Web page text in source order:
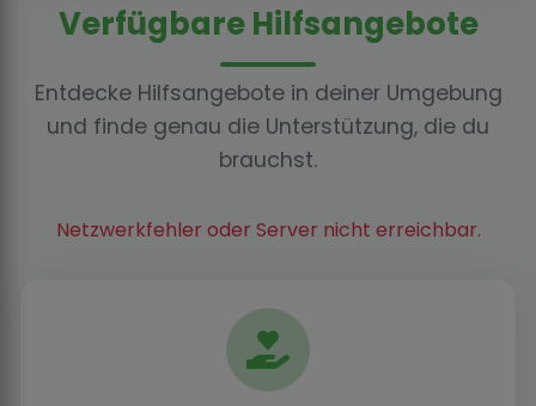
Verfügbare Hilfsangebote
Entdecke Hilfsangebote in deiner Umgebung
und finde genau die Unterstützung, die du
brauchst.
Netzwerkfehler oder Server nicht erreichbar.